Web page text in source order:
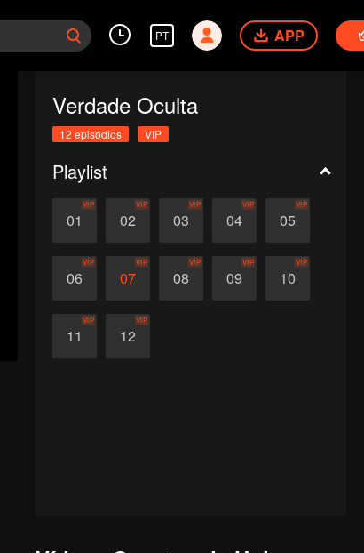
PT APP
Verdade Oculta
12 episódios VIP
Playlist
01
VIP
02
VIP
03
VIP
04
VIP
05
VIP
06
VIP
07
VIP
08
VIP
09
VIP
10
VIP
11
VIP
12
VIP